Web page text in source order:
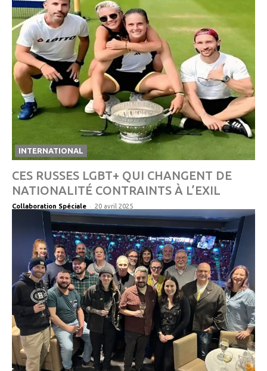
INTERNATIONAL
CES RUSSES LGBT+ QUI CHANGENT DE
NATIONALITÉ CONTRAINTS À L’EXIL
Collaboration Spéciale - 20 avril 2025